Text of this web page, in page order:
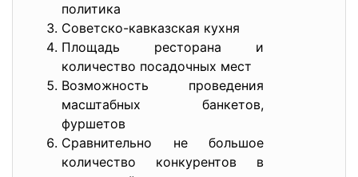
политика
Советско-кавказская кухня
Площадь ресторана и
количество посадочных мест
Возможность проведения
масштабных банкетов,
фуршетов
Сравнительно не большое
количество конкурентов в